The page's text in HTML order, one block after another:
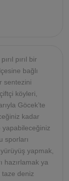
pırıl bir
bağlı
sentezini
köyleri,
Göcek’te
kadar
yapabileceğiniz
sporları
yapmak,
hazırlamak ya
taze deniz